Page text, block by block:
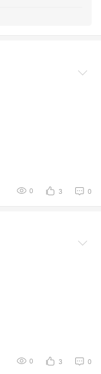
0
3
0
0
3
0